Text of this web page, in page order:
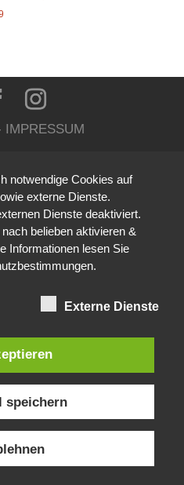
IMPRESSUM
notwendige Cookies auf
externe Dienste.
Dienste deaktiviert.
belieben aktivieren &
Informationen lesen Sie
.
Externe Dienste
speichern